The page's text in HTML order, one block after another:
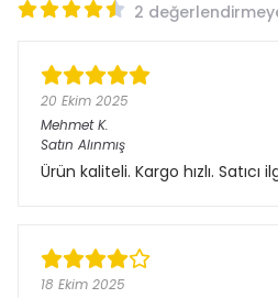
2
20 Ekim 2025
MehmetK.
Satın Alınmış
Ürün kaliteli. Kargo hızlı. Satıcı
18 Ekim 2025